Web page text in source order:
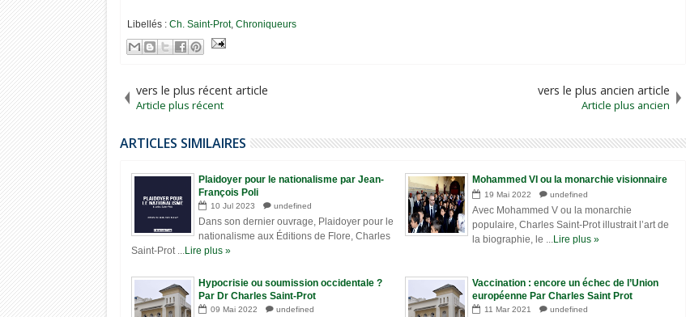
Libellés :Ch. Saint-Prot,Chroniqueurs
vers le plus récent article
Article plus récent
vers le plus ancien article
Article plus ancien
ARTICLES SIMILAIRES
Plaidoyer pour le nationalisme par Jean-
François Poli
10 Jul 2023 undefined
Dans son dernier ouvrage, Plaidoyer pour le
nationalisme aux Éditions de Flore, Charles
Saint-Prot ...Lire plus »
Mohammed VI ou la monarchie visionnaire
19 Mai 2022 undefined
Avec Mohammed V ou la monarchie
populaire, Charles Saint-Prot illustrait l’art de
la biographie, le ...Lire plus »
Hypocrisie ou soumission occidentale ?
Par Dr Charles Saint-Prot
09 Mai 2022 undefined
Vaccination : encore un échec de l’Union
européenne Par Charles Saint Prot
11 Mar 2021 undefined